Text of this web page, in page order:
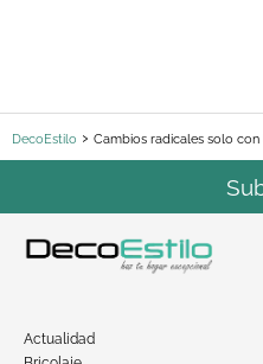
DecoEstilo Cambios radicales solo
Actualidad